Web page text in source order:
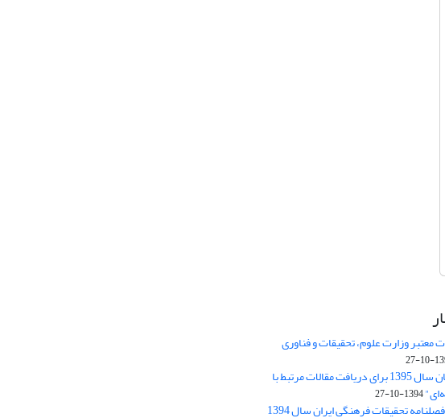
وزارت علوم، تحقیقات و فناوری
فراخوان تابستان سال 1395 برای دریافت مقالات مرتبط با
1394-10-27
فراخوان مقاله فصلنامه تحقیقات فرهنگی ایران سال 1394